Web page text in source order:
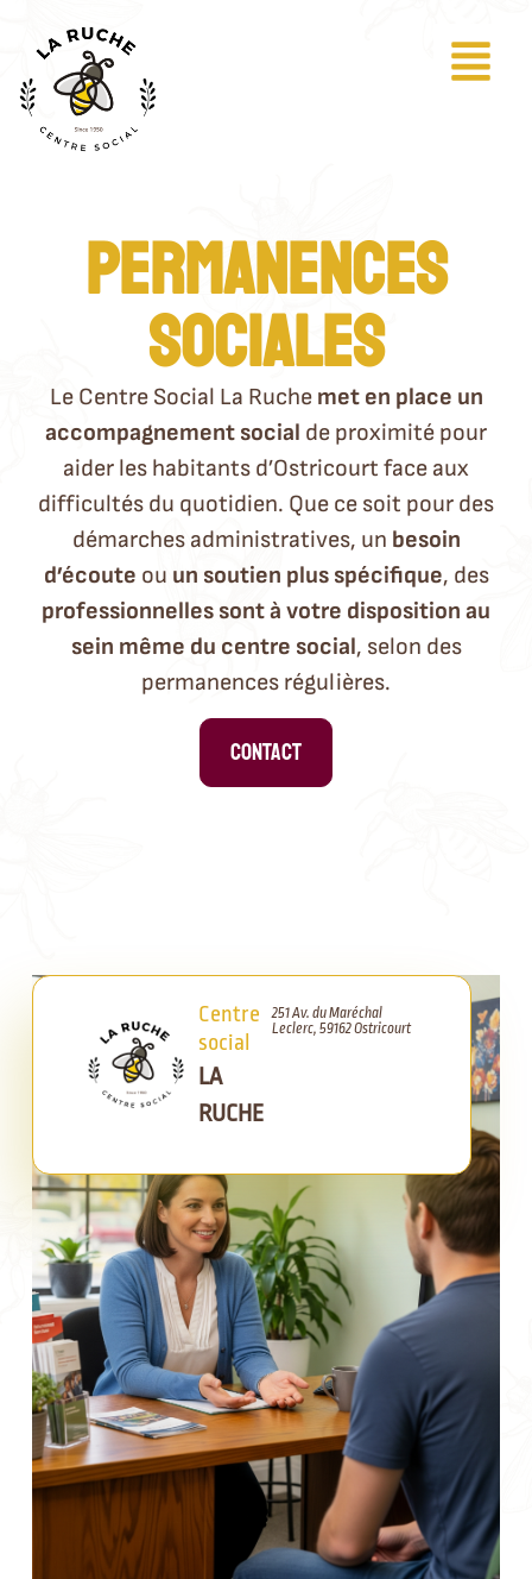
Permanences
sociales
Le Centre Social La Ruche met en place un
accompagnement social de proximité pour
aider les habitants d’Ostricourt face aux
difficultés du quotidien. Que ce soit pour des
démarches administratives, un besoin
d’écoute ou un soutien plus spécifique, des
professionnelles sont à votre disposition au
sein même du centre social, selon des
permanences régulières.
Contact
Centre
social
LA
RUCHE
251 Av. du Maréchal
Leclerc, 59162 Ostricourt